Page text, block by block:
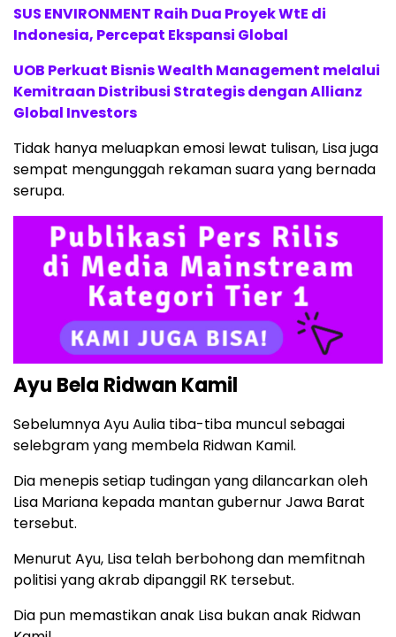
SUS ENVIRONMENT Raih Dua Proyek WtE di
Indonesia, Percepat Ekspansi Global
UOB Perkuat Bisnis Wealth Management melalui
Kemitraan Distribusi Strategis dengan Allianz
Global Investors
Tidak hanya meluapkan emosi lewat tulisan, Lisa juga
sempat mengunggah rekaman suara yang bernada
serupa.
Ayu Bela Ridwan Kamil
Sebelumnya Ayu Aulia tiba-tiba muncul sebagai
selebgram yang membela Ridwan Kamil.
Dia menepis setiap tudingan yang dilancarkan oleh
Lisa Mariana kepada mantan gubernur Jawa Barat
tersebut.
Menurut Ayu, Lisa telah berbohong dan memfitnah
politisi yang akrab dipanggil RK tersebut.
Dia pun memastikan anak Lisa bukan anak Ridwan